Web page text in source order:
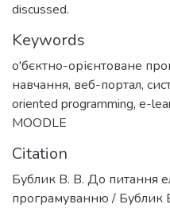
discussed.
Keywords
о'бєктно-орієнтоване
навчання, веб-портал,
oriented programming, e-
MOODLE
Citation
Бублик В. В. До питання
програмуванню / Бублик